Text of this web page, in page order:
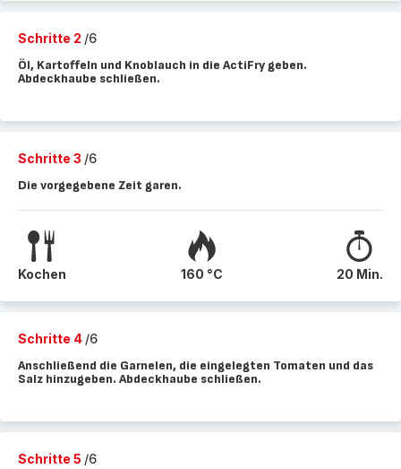
Schritte 2 /6
Öl, Kartoffeln und Knoblauch in die ActiFry geben.
Abdeckhaube schließen.
Schritte 3 /6
Die vorgegebene Zeit garen.
Kochen 160 °C 20 Min.
Schritte 4 /6
Anschließend die Garnelen, die eingelegten Tomaten und das
Salz hinzugeben. Abdeckhaube schließen.
Schritte 5 /6